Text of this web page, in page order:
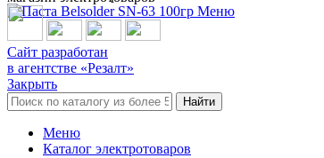
Меню
Сайт разработан
в агентстве «Резалт»
Закрыть
Найти
Меню
Каталог электротоваров